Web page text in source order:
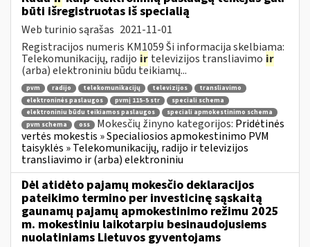
būti išregistruotas iš specialią
Web turinio sąrašas 2021-11-01
Registracijos numeris KM1059 Ši informacija skelbiama:
Telekomunikacijų, radijo ir televizijos transliavimo ir
(arba) elektroniniu būdu teikiamų...
pvm radijo telekomunikacijų televizijos
transliavimo
elektroninės paslaugos
pvmį 115-5 str
speciali schema
elektroniniu būdu teikiamos paslaugos
speciali apmokestinimo schema
pvm schema
oss Mokesčių žinyno kategorijos: Pridėtinės
vertės mokestis » Specialiosios apmokestinimo PVM
taisyklės » Telekomunikacijų, radijo ir televizijos
transliavimo ir (arba) elektroniniu
Dėl atidėto pajamų mokesčio deklaracijos
pateikimo termino per investicinę sąskaitą
gaunamų pajamų apmokestinimo režimu 2025
m. mokestiniu laikotarpiu besinaudojusiems
nuolatiniams Lietuvos gyventojams